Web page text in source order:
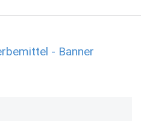
- Banner